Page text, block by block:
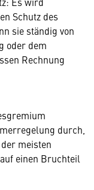
Schutz des
sie ständig von
oder dem
Rechnung
durch,
meisten
einen Bruchteil